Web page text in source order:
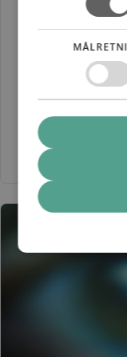
Bulgarian
Bulgarian Split Squat-